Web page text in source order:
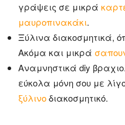
γράψεις σε μικρά
μαυροπινακάκι.
Ξύλινα διακοσμητικά,
Ακόμα και μικρά
Αναμνηστικά diy
εύκολα μόνη σου με
ξύλινοδιακοσμητικό.